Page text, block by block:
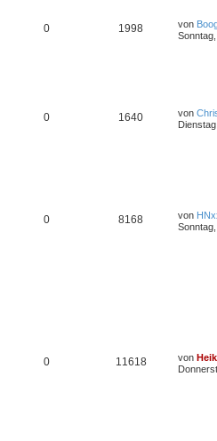
0 1998 von
0 1640 von
0 8168 von
0 11618 von